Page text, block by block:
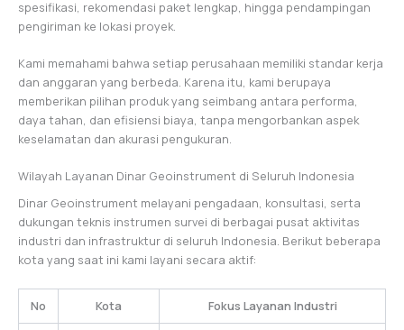
spesifikasi, rekomendasi paket lengkap, hingga pendampingan
pengiriman ke lokasi proyek.
Kami memahami bahwa setiap perusahaan memiliki standar kerja
dan anggaran yang berbeda. Karena itu, kami berupaya
memberikan pilihan produk yang seimbang antara performa,
daya tahan, dan efisiensi biaya, tanpa mengorbankan aspek
keselamatan dan akurasi pengukuran.
Wilayah Layanan Dinar Geoinstrument di Seluruh Indonesia
Dinar Geoinstrument melayani pengadaan, konsultasi, serta
dukungan teknis instrumen survei di berbagai pusat aktivitas
industri dan infrastruktur di seluruh Indonesia. Berikut beberapa
kota yang saat ini kami layani secara aktif:
No Kota Fokus Layanan Industri